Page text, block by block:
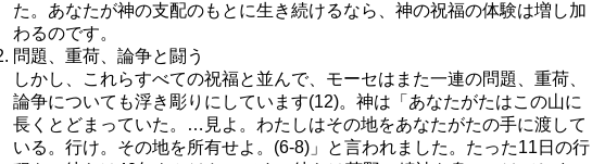
た。あなたが神の支配のもとに生き続けるなら、神の祝福の体験は増し加
わるのです。
問題、重荷、論争と闘う
しかし、これらすべての祝福と並んで、モーセはまた一連の問題、重荷、
論争についても浮き彫りにしています(12)。神は「あなたがたはこの山に
長くとどまっていた。…見よ。わたしはその地をあなたがたの手に渡して
いる。行け。その地を所有せよ。(6-8)」と言われました。たった11日の行